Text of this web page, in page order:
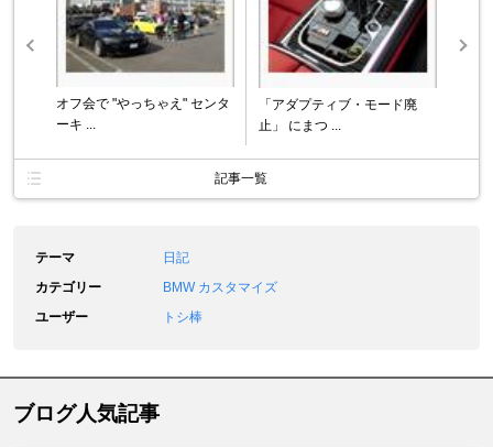
オフ会で "やっちゃえ" センタ
ーキ ...
「アダプティブ・モード廃
止」 にまつ ...
記事一覧
テーマ
日記
カテゴリー
BMW カスタマイズ
ユーザー
トシ棒
ブログ人気記事